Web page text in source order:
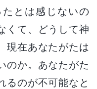
とは感じないの
くて、どうして神
現在あなたがたは
のか。あなたがた
るのが不可能なと